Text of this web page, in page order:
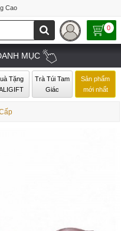
Cao
0
MỤC
Tặng
Trà Túi Tam
Giác
Sản phẩm
mới nhất